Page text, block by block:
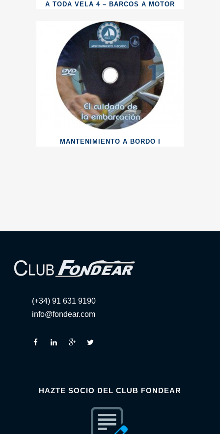
A TODA VELA 4 – BARCOS A MOTOR
MANTENIMIENTO A BORDO I
(+34) 91 631 9190
info@fondear.com
HAZTE SOCIO DEL CLUB FONDEAR